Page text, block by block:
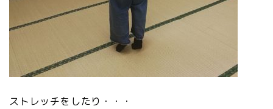
ストレッチをしたり・・・